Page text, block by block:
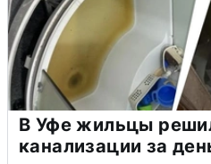
В Уфе жильцы
канализации за